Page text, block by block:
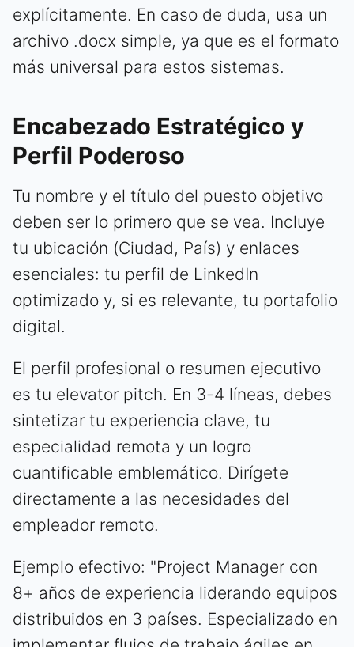
explícitamente. En caso de duda, usa un
archivo .docx simple, ya que es el formato
más universal para estos sistemas.
Encabezado Estratégico y
Perfil Poderoso
Tu nombre y el título del puesto objetivo
deben ser lo primero que se vea. Incluye
tu ubicación (Ciudad, País) y enlaces
esenciales: tu perfil de LinkedIn
optimizado y, si es relevante, tu portafolio
digital.
El perfil profesional o resumen ejecutivo
es tu elevator pitch. En 3-4 líneas, debes
sintetizar tu experiencia clave, tu
especialidad remota y un logro
cuantificable emblemático. Dirígete
directamente a las necesidades del
empleador remoto.
Ejemplo efectivo: "Project Manager con
8+ años de experiencia liderando equipos
distribuidos en 3 países. Especializado en